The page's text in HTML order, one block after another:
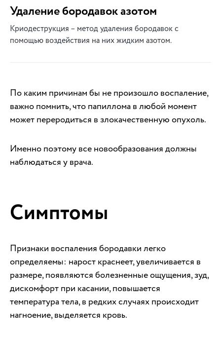
Удаление бородавок азотом
Криодеструкция – метод удаления бородавок с
помощью воздействия на них жидким азотом.
По каким причинам бы не произошло воспаление,
важно помнить, что папиллома в любой момент
может переродиться в злокачественную опухоль.
Именно поэтому все новообразования должны
наблюдаться у врача.
Симптомы
Признаки воспаления бородавки легко
определяемы: нарост краснеет, увеличивается в
размере, появляются болезненные ощущения, зуд,
дискомфорт при касании, повышается
температура тела, в редких случаях происходит
нагноение, выделяется кровь.